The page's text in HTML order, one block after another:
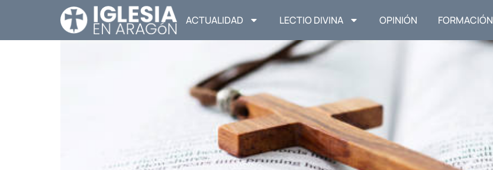
ACTUALIDAD LECTIO DIVINA OPINIÓN FORMACIÓN